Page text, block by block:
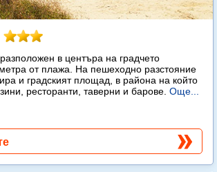
в центъра на градчето
от плажа. На пешеходно разстояние
и градският площад, в района на който
ресторанти, таверни и барове. Още...